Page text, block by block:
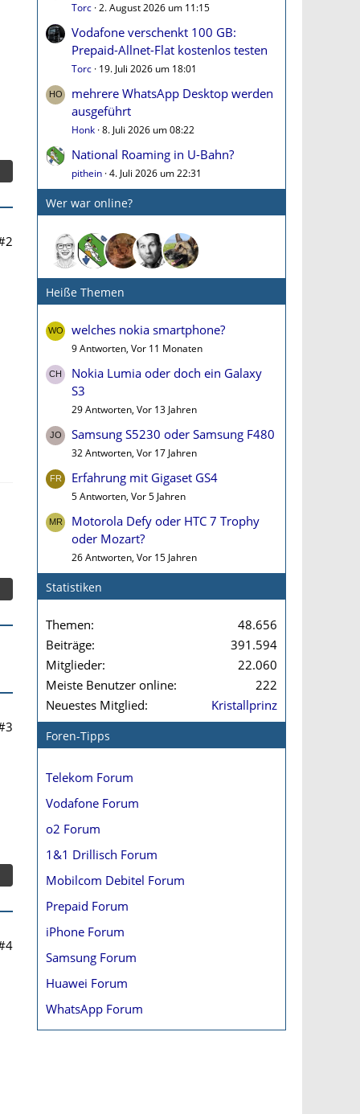
Torc 2. August 2026 um 11:15
Vodafone verschenkt 100 GB:
Prepaid-Allnet-Flat kostenlos testen
Torc 19. Juli 2026 um 18:01
mehrere WhatsApp Desktop werden
ausgeführt
Honk 8. Juli 2026 um 08:22
National Roaming in U-Bahn?
pithein 4. Juli 2026 um 22:31
Wer war online?
Heiße Themen
welches nokia smartphone?
9 Antworten, Vor 11 Monaten
Nokia Lumia oder doch ein Galaxy
S3
29 Antworten, Vor 13 Jahren
Samsung S5230 oder Samsung F480
32 Antworten, Vor 17 Jahren
Erfahrung mit Gigaset GS4
5 Antworten, Vor 5 Jahren
Motorola Defy oder HTC 7 Trophy
oder Mozart?
26 Antworten, Vor 15 Jahren
Statistiken
Themen
48.656
Beiträge
391.594
Mitglieder
22.060
Meiste Benutzer online
222
Neuestes Mitglied
Kristallprinz
Foren-Tipps
Telekom Forum
Vodafone Forum
o2 Forum
1&1 Drillisch Forum
Mobilcom Debitel Forum
Prepaid Forum
iPhone Forum
Samsung Forum
Huawei Forum
WhatsApp Forum